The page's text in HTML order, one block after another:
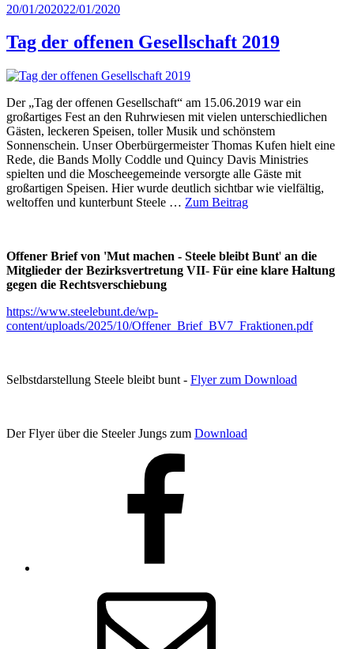
Veröffentlicht
20/01/202022/01/2020
Tag der offenen Gesellschaft 2019
Der „Tag der offenen Gesellschaft“ am 15.06.2019 war ein
großartiges Fest an den Ruhrwiesen mit vielen unterschiedlichen
Gästen, leckeren Speisen, toller Musik und schönstem
Sonnenschein. Unser Oberbürgermeister Thomas Kufen hielt eine
Rede, die Bands Molly Coddle und Quincy Davis Ministries
spielten und die Moscheegemeinde versorgte alle Gäste mit
großartigen Speisen. Hier wurde deutlich sichtbar wie vielfältig,
weltoffen und kunterbunt Steele … Zum Beitrag
Offener Brief von 'Mut machen - Steele bleibt Bunt' an die
Mitglieder der Bezirksvertretung VII- Für eine klare Haltung
gegen die Rechtsverschiebung
https://www.steelebunt.de/wp-
content/uploads/2025/10/Offener_Brief_BV7_Fraktionen.pdf
Selbstdarstellung Steele bleibt bunt - Flyer zum Download
Der Flyer über die Steeler Jungs zum Download